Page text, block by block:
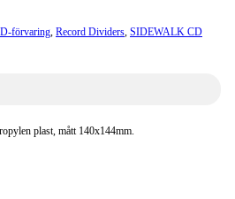
förvaring, Record Dividers, SIDEWALK CD
plast, mått 140x144mm.